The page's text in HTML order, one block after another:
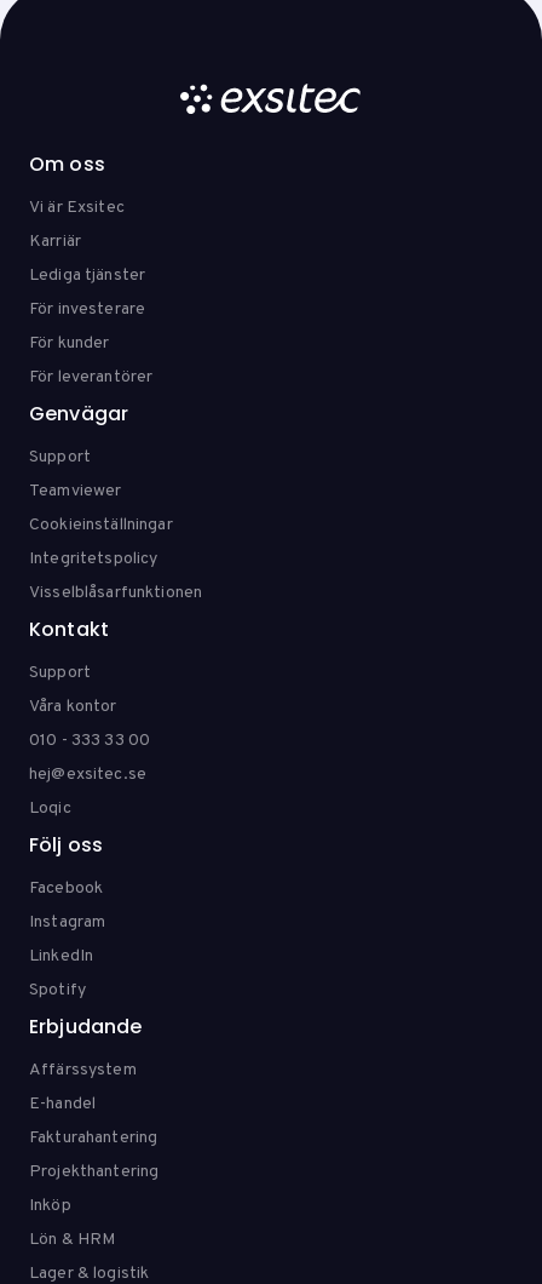
Om oss
Vi är Exsitec
Karriär
Lediga tjänster
För investerare
För kunder
För leverantörer
Genvägar
Support
Teamviewer
Cookieinställningar
Integritetspolicy
Visselblåsarfunktionen
Kontakt
Support
Våra kontor
010 - 333 33 00
hej@exsitec.se
Loqic
Följ oss
Facebook
Instagram
LinkedIn
Spotify
Erbjudande
Affärssystem
E-handel
Fakturahantering
Projekthantering
Inköp
Lön & HRM
Lager & logistik